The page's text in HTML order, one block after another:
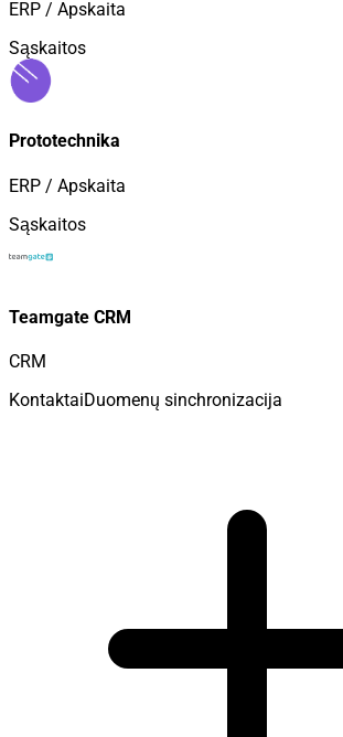
ERP / Apskaita
Sąskaitos
Prototechnika
ERP / Apskaita
Sąskaitos
Teamgate CRM
CRM
KontaktaiDuomenų sinchronizacija